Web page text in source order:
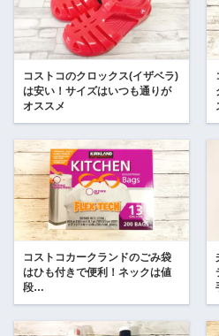
コストコのクロックス(イザベラ)
は安い！サイズはいつも通りが
オススメ
コストコカークランドのごみ袋
はひも付きで便利！ネックは値
段…